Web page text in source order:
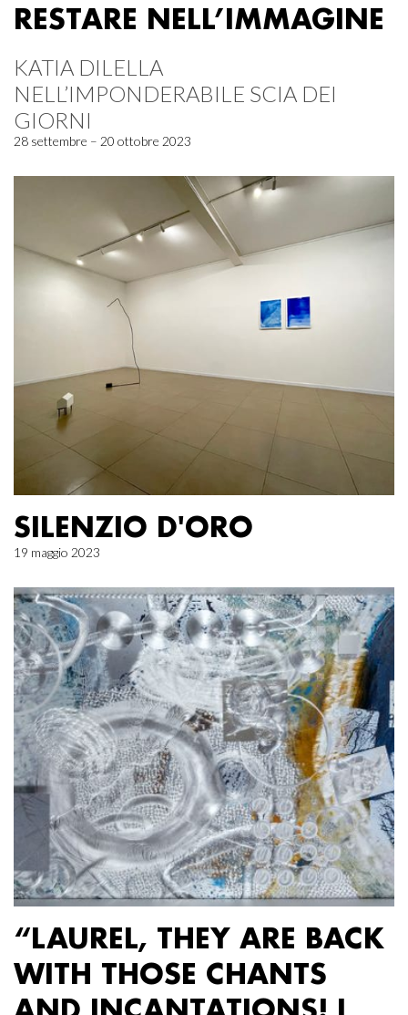
RESTARE NELL’IMMAGINE
KATIA DILELLA
NELL’IMPONDERABILE SCIA DEI
GIORNI
28 settembre – 20 ottobre 2023
SILENZIO D'ORO
19 maggio 2023
“LAUREL, THEY ARE BACK
WITH THOSE CHANTS